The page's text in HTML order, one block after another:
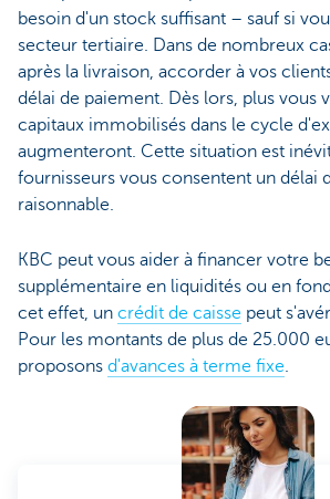
besoin d'un stock suffisant – sauf si
secteur tertiaire. Dans de nombreux
après la livraison, accorder à vos
délai de paiement. Dès lors, plus vous
capitaux immobilisés dans le cycle
augmenteront. Cette situation est
fournisseurs vous consentent un délai
raisonnable.
KBC peut vous aider à financer votre
supplémentaire en liquidités ou en
cet effet, un crédit de caisse peut
Pour les montants de plus de 25.000
proposons d'avances à terme fixe.